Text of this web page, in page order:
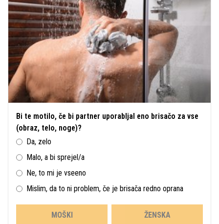
Bi te motilo, če bi partner uporabljal eno brisačo za vse
(obraz, telo, noge)?
Da, zelo
Malo, a bi sprejel/a
Ne, to mi je vseeno
Mislim, da to ni problem, če je brisača redno oprana
MOŠKI ŽENSKA